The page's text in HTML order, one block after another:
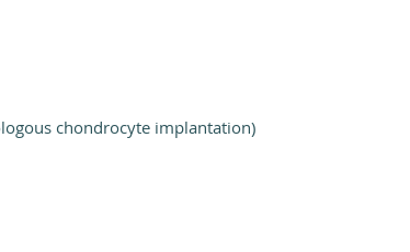
chondrocyte implantation)